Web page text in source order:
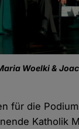
Woelki &
für die
Katholik